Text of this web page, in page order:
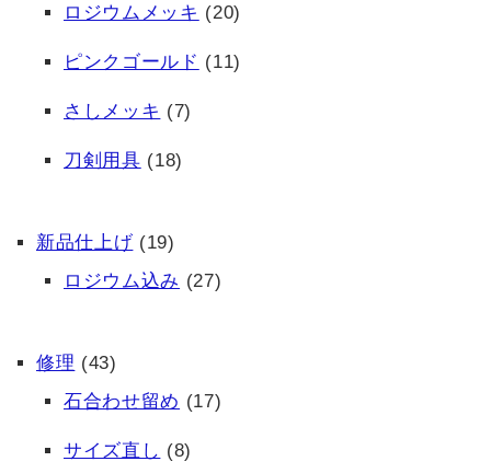
ロジウムメッキ (20)
ピンクゴールド (11)
さしメッキ (7)
刀剣用具 (18)
新品仕上げ (19)
ロジウム込み (27)
修理 (43)
石合わせ留め (17)
サイズ直し (8)